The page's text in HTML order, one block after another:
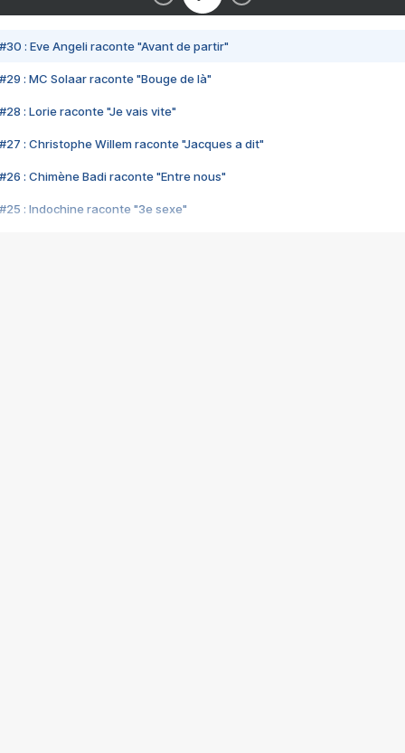
#30 : Eve Angeli raconte "Avant de partir"
#29 : MC Solaar raconte "Bouge de là"
#28 : Lorie raconte "Je vais vite"
#27 : Christophe Willem raconte "Jacques a dit"
#26 : Chimène Badi raconte "Entre nous"
#25 : Indochine raconte "3e sexe"